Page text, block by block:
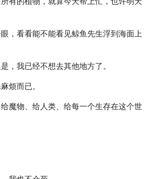
，看看能不能看见鲸鱼先生浮到海面上
，我已经不想去其他地方了。
烦而已。
魔物、给人类、给每一个生存在这个世